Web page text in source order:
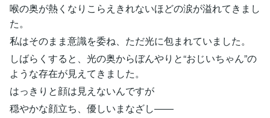
喉の奥が熱くなりこらえきれないほどの涙が溢れてきまし
た。
私はそのまま意識を委ね、ただ光に包まれていました。
しばらくすると、光の奥からぼんやりと“おじいちゃん”の
ような存在が見えてきました。
はっきりと顔は見えないんですが
穏やかな顔立ち、優しいまなざし――